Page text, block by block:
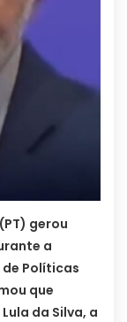
gerou
a
Políticas
que
da Silva, a